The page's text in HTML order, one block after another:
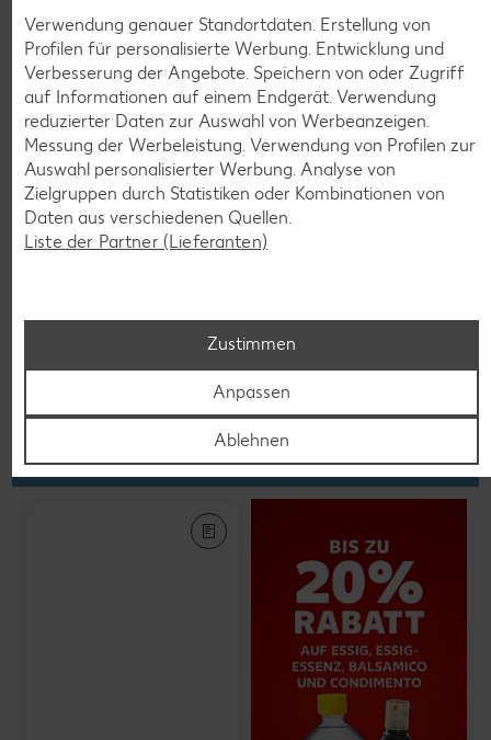
Weitere Angebote anzeigen
Feinkost, Konserven
Gültig vom 06.08. bis 12.08.
Verwendung genauer Standortdaten. Erstellung von
Profilen für personalisierte Werbung. Entwicklung und
Verbesserung der Angebote. Speichern von oder Zugriff
auf Informationen auf einem Endgerät. Verwendung
reduzierter Daten zur Auswahl von Werbeanzeigen.
Messung der Werbeleistung. Verwendung von Profilen zur
Auswahl personalisierter Werbung. Analyse von
Zielgruppen durch Statistiken oder Kombinationen von
Daten aus verschiedenen Quellen.
Liste der Partner (Lieferanten)
Zustimmen
Anpassen
Ablehnen